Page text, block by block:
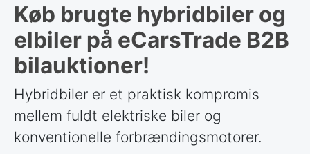
Køb brugte hybridbiler og
elbiler på eCarsTrade B2B
bilauktioner!
Hybridbiler er et praktisk kompromis
mellem fuldt elektriske biler og
konventionelle forbrændingsmotorer.